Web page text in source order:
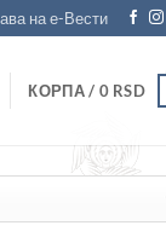
на е-Вести
КОРПА / 0 RSD